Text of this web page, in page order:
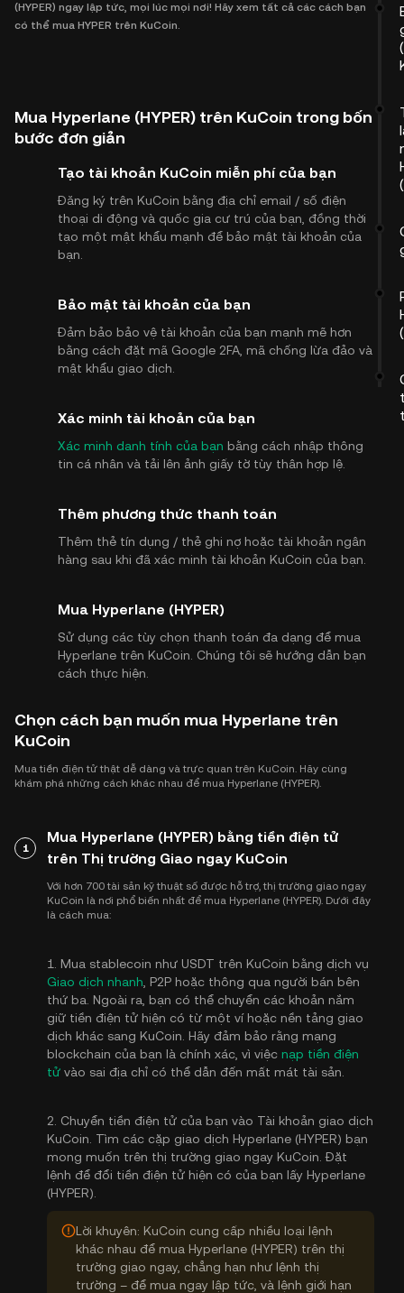
(HYPER) ngay lập tức, mọi lúc mọi nơi! Hãy xem tất cả các cách bạn
có thể mua HYPER trên KuCoin.
Mua Hyperlane (HYPER) trên KuCoin trong bốn
bước đơn giản
Tạo tài khoản KuCoin miễn phí của bạn
Đăng ký trên KuCoin bằng địa chỉ email / số điện
thoại di động và quốc gia cư trú của bạn, đồng thời
tạo một mật khẩu mạnh để bảo mật tài khoản của
bạn.
Bảo mật tài khoản của bạn
Đảm bảo bảo vệ tài khoản của bạn mạnh mẽ hơn
bằng cách đặt mã Google 2FA, mã chống lừa đảo và
mật khẩu giao dịch.
Xác minh tài khoản của bạn
Xác minh danh tính của bạn bằng cách nhập thông
tin cá nhân và tải lên ảnh giấy tờ tùy thân hợp lệ.
Thêm phương thức thanh toán
Thêm thẻ tín dụng / thẻ ghi nợ hoặc tài khoản ngân
hàng sau khi đã xác minh tài khoản KuCoin của bạn.
Mua Hyperlane (HYPER)
Sử dụng các tùy chọn thanh toán đa dạng để mua
Hyperlane trên KuCoin. Chúng tôi sẽ hướng dẫn bạn
cách thực hiện.
Chọn cách bạn muốn mua Hyperlane trên
KuCoin
Mua tiền điện tử thật dễ dàng và trực quan trên KuCoin. Hãy cùng
khám phá những cách khác nhau để mua Hyperlane (HYPER).
1
Mua Hyperlane (HYPER) bằng tiền điện tử
trên Thị trường Giao ngay KuCoin
Với hơn 700 tài sản kỹ thuật số được hỗ trợ, thị trường giao ngay
KuCoin là nơi phổ biến nhất để mua Hyperlane (HYPER). Dưới đây
là cách mua:
1. Mua stablecoin như USDT trên KuCoin bằng dịch vụ
Giao dịch nhanh , P2P hoặc thông qua người bán bên
thứ ba. Ngoài ra, bạn có thể chuyển các khoản nắm
giữ tiền điện tử hiện có từ một ví hoặc nền tảng giao
dịch khác sang KuCoin. Hãy đảm bảo rằng mạng
blockchain của bạn là chính xác, vì việc nạp tiền điện
tử vào sai địa chỉ có thể dẫn đến mất mát tài sản.
2. Chuyển tiền điện tử của bạn vào Tài khoản giao dịch
KuCoin. Tìm các cặp giao dịch Hyperlane (HYPER) bạn
mong muốn trên thị trường giao ngay KuCoin. Đặt
lệnh để đổi tiền điện tử hiện có của bạn lấy Hyperlane
(HYPER).
Lời khuyên: KuCoin cung cấp nhiều loại lệnh
khác nhau để mua Hyperlane (HYPER) trên thị
trường giao ngay, chẳng hạn như lệnh thị
trường – để mua ngay lập tức, và lệnh giới hạn